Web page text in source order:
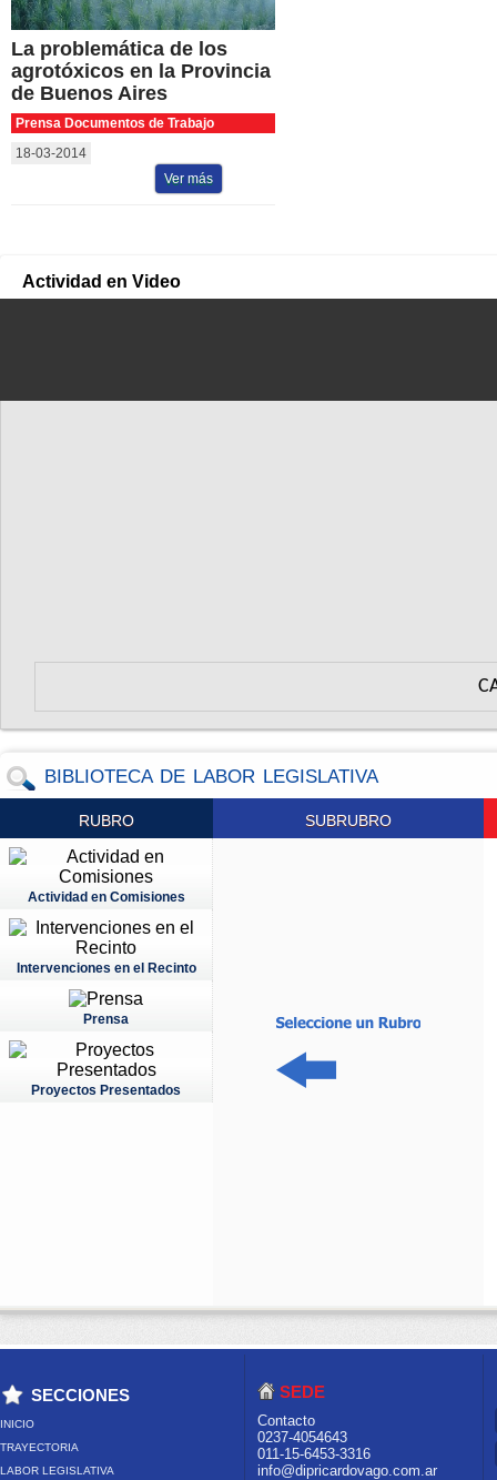
La problemática de los
agrotóxicos en la Provincia
de Buenos Aires
Prensa Documentos de Trabajo
18-03-2014
Ver más
Actividad en Video
BIBLIOTECA DE LABOR LEGISLATIVA
RUBRO
Actividad en Comisiones
Intervenciones en el Recinto
Prensa
Proyectos Presentados
SUBRUBRO
SECCIONES
INICIO
TRAYECTORIA
LABOR LEGISLATIVA
SEDE
Contacto
0237-4054643
011-15-6453-3316
info@dipricardovago.com.ar